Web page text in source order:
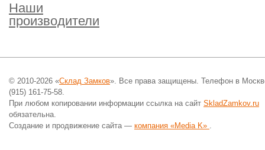
Наши
производители
© 2010-2026 «Склад Замков». Все права защищены. Телефон в
(915) 161-75-58.
При любом копировании информации ссылка на сайт SkladZamkov.ru
обязательна.
Создание и продвижение сайта — компания «Media K» .